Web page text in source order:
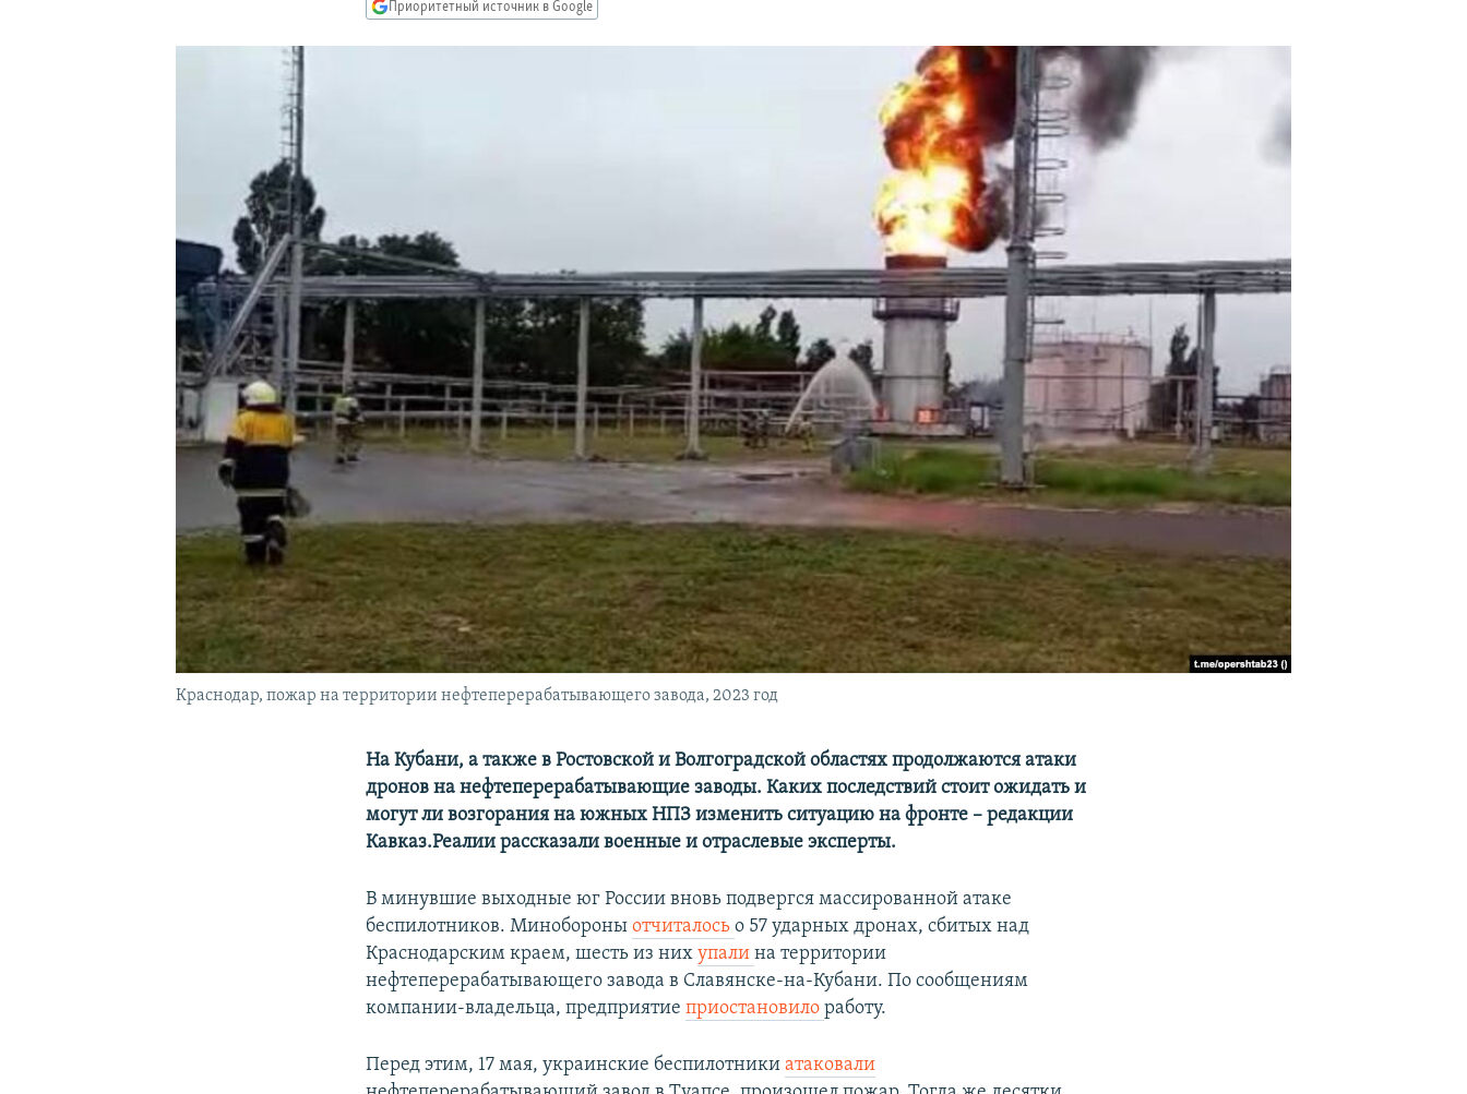
ПОДПИШИТЕСЬ НА РАССЫЛКУ
Приоритетный источник в Google
Краснодар, пожар на территории нефтеперерабатывающего завода, 2023 год
На Кубани, а также в Ростовской и Волгоградской областях продолжаются атаки
дронов на нефтеперерабатывающие заводы. Каких последствий стоит ожидать и
могут ли возгорания на южных НПЗ изменить ситуацию на фронте – редакции
Кавказ.Реалии рассказали военные и отраслевые эксперты.
В минувшие выходные юг России вновь подвергся массированной атаке
беспилотников. Минобороныотчиталосьо 57 ударных дронах, сбитых над
Краснодарским краем, шесть из нихупалина территории
нефтеперерабатывающего завода в Славянске-на-Кубани. По сообщениям
компании-владельца, предприятиеприостановилоработу.
Перед этим, 17 мая, украинские беспилотникиатаковали